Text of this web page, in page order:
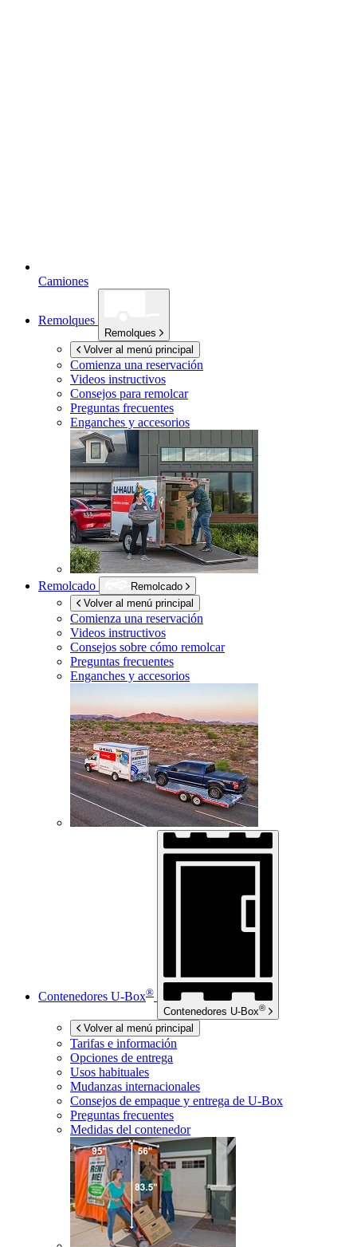
Camiones
Remolques
Remolques
Volver al menú principal
Comienza una reservación
Videos instructivos
Consejos para remolcar
Preguntas frecuentes
Enganches y accesorios
Remolcado
Remolcado
Volver al menú principal
Comienza una reservación
Videos instructivos
Consejos sobre cómo remolcar
Preguntas frecuentes
Enganches y accesorios
Contenedores U-Box®
Contenedores U-Box®
Volver al menú principal
Tarifas e información
Opciones de entrega
Usos habituales
Mudanzas internacionales
Consejos de empaque y entrega de U-Box
Preguntas frecuentes
Medidas del contenedor